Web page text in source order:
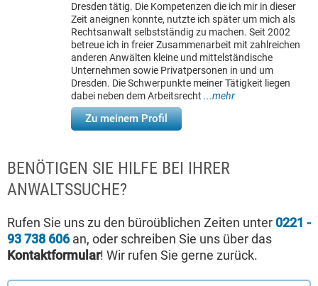
Dresden tätig. Die Kompetenzen die ich mir in dieser
Zeit aneignen konnte, nutzte ich später um mich als
Rechtsanwalt selbstständig zu machen. Seit 2002
betreue ich in freier Zusammenarbeit mit zahlreichen
anderen Anwälten kleine und mittelständische
Unternehmen sowie Privatpersonen in und um
Dresden. Die Schwerpunkte meiner Tätigkeit liegen
dabei neben dem Arbeitsrecht ...mehr
Zu meinem Profil
BENÖTIGEN SIE HILFE BEI IHRER
ANWALTSSUCHE?
Rufen Sie uns zu den büroüblichen Zeiten unter 0221 -
93 738 606an, oder schreiben Sie uns über das
Kontaktformular! Wir rufen Sie gerne zurück.